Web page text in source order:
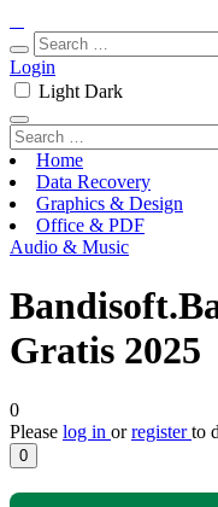
Login
Light Dark
Home
Data Recovery
Graphics & Design
Office & PDF
Audio & Music
Gratis 2025
0
Please log in orregisterto
0